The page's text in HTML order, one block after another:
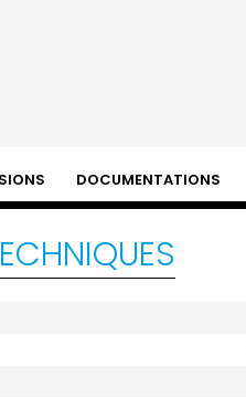
DOCUMENTATIONS